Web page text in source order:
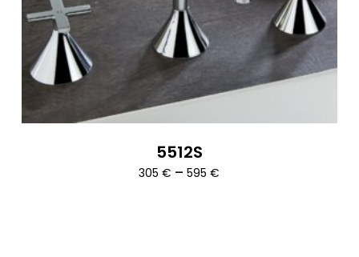
5512S
305€ – 595€